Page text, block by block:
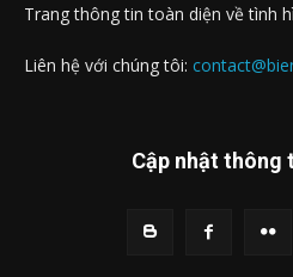
Trang thông tin toàn diện về tình
Liên hệ với chúng tôi:
Cập nhật thông